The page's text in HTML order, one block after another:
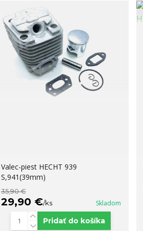
Valec-piest HECHT 939
S,941(39mm)
35,90 €
29,90 €/ks Skladom
Pridať do košíka